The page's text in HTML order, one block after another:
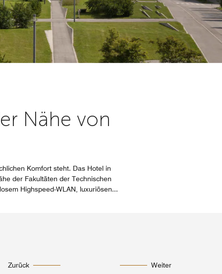
Nähe von
Komfort steht. Das Hotel in
der Fakultäten der Technischen
Highspeed-WLAN, luxuriösen...
Zurück Weiter